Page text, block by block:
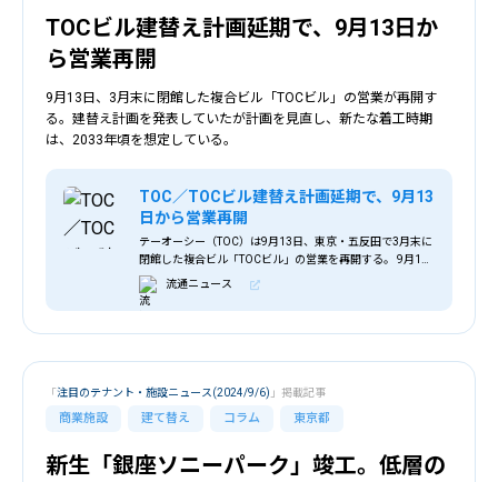
TOCビル建替え計画延期で、9月13日か
ら営業再開
9月13日、3月末に閉館した複合ビル「TOCビル」の営業が再開す
る。建替え計画を発表していたが計画を見直し、新たな着工時期
は、2033年頃を想定している。
TOC／TOCビル建替え計画延期で、9月13
日から営業再開
テーオーシー（TOC）は9月13日、東京・五反田で3月末に
閉館した複合ビル「TOCビル」の営業を再開する。 9月13
日、14日、15日、「TOCプレ徳の市」を開催し、地下1
階、1階、4階、9階、12階
流通ニュース
商業施設 建て替え コラム 東京都
「注目のテナント・施設ニュース(2024/9/6) 」掲載記事
新生「銀座ソニーパーク」竣工。低層の